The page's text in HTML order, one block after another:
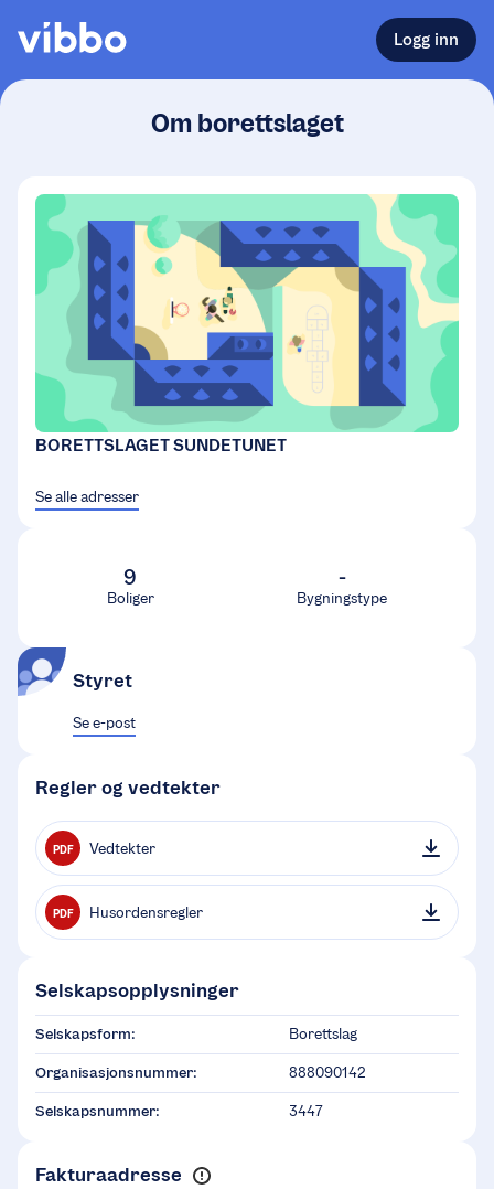
Logg inn
Om borettslaget
BORETTSLAGET SUNDETUNET
Se alle adresser
9
Boliger
-
Bygningstype
Styret
Se e-post
Regler og vedtekter
PDF Vedtekter
PDF Husordensregler
Selskapsopplysninger
Selskapsform: Borettslag
Organisasjonsnummer: 888090142
Selskapsnummer: 3447
Fakturaadresse